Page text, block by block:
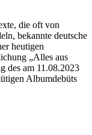
die oft von
bekannte deutsche
heutigen
„Alles aus
des am 11.08.2023
Albumdebüts